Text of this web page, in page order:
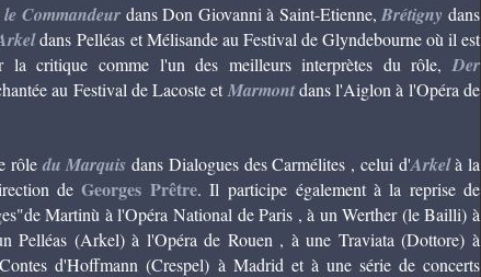
le Commandeurdans Don Giovanni à Saint-Etienne, Brétigny dans
dans Pelléas et Mélisande au Festival de Glyndebourne où il est
la critique comme l'un des meilleurs interprètes du rôle, Der
au Festival de Lacoste et Marmontdans l'Aiglon à l'Opéra de
rôledu Marquis dans Dialogues des Carmélites , celui d'Arkelà la
deGeorges Prêtre. Il participe également à la reprise de
Martinù à l'Opéra National de Paris , à un Werther (le Bailli) à
Pelléas (Arkel) à l'Opéra de Rouen , à une Traviata (Dottore) à
d'Hoffmann (Crespel) à Madrid et à une série de concerts